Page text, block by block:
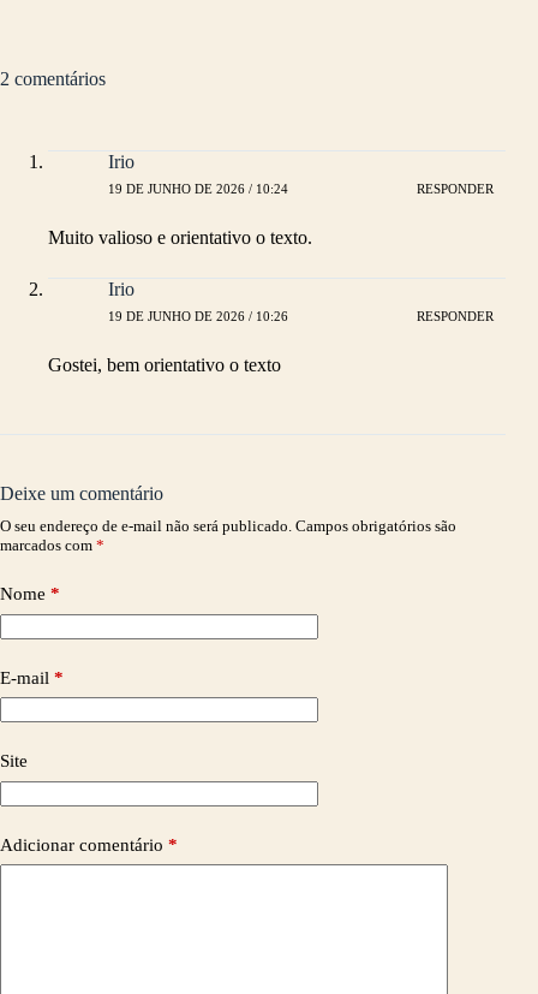
2 comentários
Irio
19 DE JUNHO DE 2026 / 10:24 RESPONDER
Muito valioso e orientativo o texto.
Irio
19 DE JUNHO DE 2026 / 10:26 RESPONDER
Gostei, bem orientativo o texto
Deixe um comentário
O seu endereço de e-mail não será publicado. Campos obrigatórios são
marcados com *
Nome *
E-mail *
Site
Adicionar comentário *